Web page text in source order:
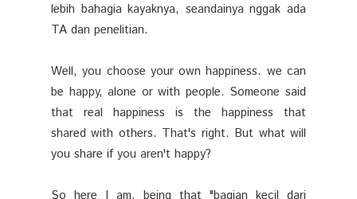
lebih bahagia kayaknya, seandainya nggak ada
TA dan penelitian.
Well, you choose your own happiness. we can
be happy, alone or with people. Someone said
that real happiness is the happiness that
shared with others. That's right. But what will
you share if you aren't happy?